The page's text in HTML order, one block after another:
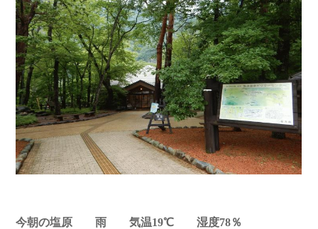
今朝の塩原 雨 気温19℃ 湿度78％